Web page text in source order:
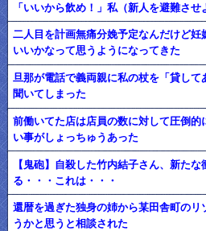
「いいから飲め！」私（新人を避難さ
二人目を計画無痛分娩予定なんだけど妊
いいかなって思うようになってきた
旦那が電話で義両親に私の杖を「貸し
聞いてしまった
前働いてた店は店員の数に対して圧倒
い事がしょっちゅうあった
【鬼砲】自殺した竹内結子さん、新た
る・・・これは・・・
還暦を過ぎた独身の姉から某田舎町のリ
うかと思うと相談された